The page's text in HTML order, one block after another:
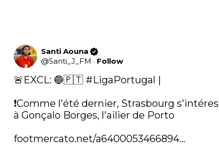
Santi Aouna
@Santi_J_FM · Follow
🚨EXCL: 🔵🇵🇹 #LigaPortugal |
❗️Comme l'été dernier, Strasbourg
à Gonçalo Borges, l'ailier de Porto
footmercato.net/a6400053466894…